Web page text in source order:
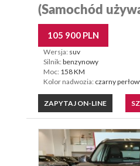
(Samochód
105 900 PLN
Wersja: suv
Silnik: benzynowy
Moc: 158 KM
Kolor nadwozia: czarny
ZAPYTAJ ON-LINE